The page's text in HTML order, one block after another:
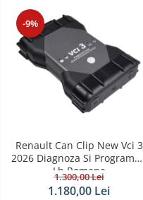
-9%
Renault Can Clip New Vci 3
2026 Diagnoza Si Programari
Lb.Romana
1.300,00 Lei
1.180,00 Lei